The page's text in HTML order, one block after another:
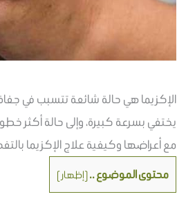
الإكزيما هي حالة شائعة تتسبب في
يختفي بسرعة كبيرة، وإلى حالة أكثر
مع أعراضها وكيفية علاج الإكزيما
محتوى الموضوع ..[إظهار]